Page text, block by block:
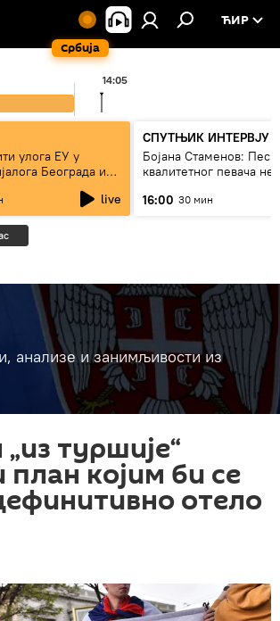
Србија
ЋИР
14:05
улога ЕУ у
Београда и
live
СПУТЊИК ИНТЕРВЈУ
Бојана Стаменов:
квалитетног певача
16:00 30 мин
анализе и занимљивости из
туршије“
план којим би се
отело